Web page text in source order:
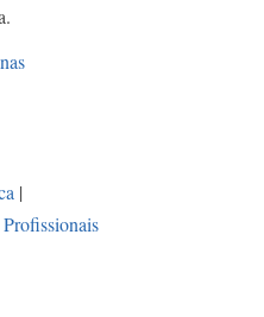
|
Profissionais